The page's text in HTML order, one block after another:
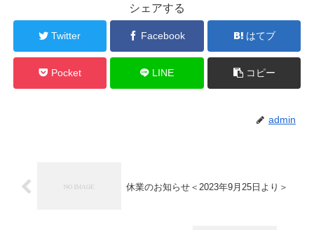
シェアする
Twitter Facebook はてブ
Pocket LINE コピー
admin
休業のお知らせ＜2023年9月25日より＞